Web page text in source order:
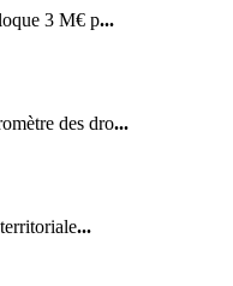
3 M€ p...
des dro...
...